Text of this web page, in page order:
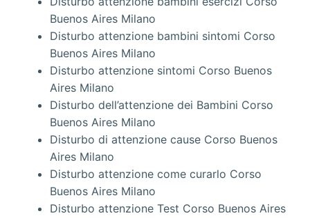
Buenos Aires Milano
Disturbo attenzione bambini sintomi Corso
Buenos Aires Milano
Disturbo attenzione sintomi Corso Buenos
Aires Milano
Disturbo dell’attenzione dei Bambini Corso
Buenos Aires Milano
Disturbo di attenzione cause Corso Buenos
Aires Milano
Disturbo attenzione come curarlo Corso
Buenos Aires Milano
Disturbo attenzione Test Corso Buenos Aires